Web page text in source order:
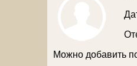
Можно добавить